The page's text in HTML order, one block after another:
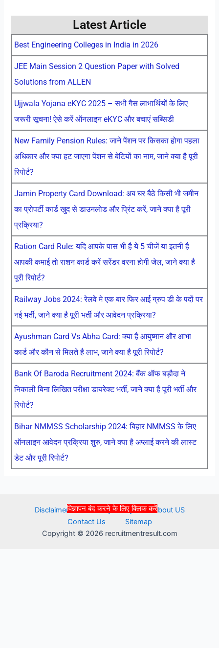
विज्ञापन बंद करने के लिए क्लिक करें
Latest Article
Best Engineering Colleges in India in 2026
JEE Main Session 2 Question Paper with Solved
Solutions from ALLEN
Ujjwala Yojana eKYC 2025 – सभी गैस लाभार्थियों के लिए
जरूरी सूचना! ऐसे करें ऑनलाइन eKYC और बचाएं सब्सिडी
New Family Pension Rules: जाने पेंशन पर किसका होगा पहला
अधिकार और क्या हट जाएगा पेंशन से बेटियों का नाम, जाने क्या है पूरी
रिपोर्ट?
Jamin Property Card Download: अब घर बैठे किसी भी जमीन
का प्रोपर्टी कार्ड खुद से डाउनलोड और प्रिंट करें, जाने क्या है पूरी
प्रक्रिया?
Ration Card Rule: यदि आपके पास भी है ये 5 चीजें या इतनी है
आपकी कमाई तो राशन कार्ड करें सरेंडर वरना होगी जेल, जाने क्या है
पूरी रिपोर्ट?
Railway Jobs 2024: रेलवे मे एक बार फिर आई ग्रुप डी के पदों पर
नई भर्ती, जाने क्या है पूरी भर्ती और आवेदन प्रक्रिया?
Ayushman Card Vs Abha Card: क्या है आयुष्मान और आभा
कार्ड और कौन से मिलते है लाभ, जाने क्या है पूरी रिपोर्ट?
Bank Of Baroda Recruitment 2024: बैंक ऑफ बड़ौदा ने
निकाली बिना लिखित परीक्षा डायरेक्ट भर्ती, जाने क्या है पूरी भर्ती और
रिपोर्ट?
Bihar NMMSS Scholarship 2024: बिहार NMMSS के लिए
ऑनलाइन आवेदन प्रक्रिया शुरु, जाने क्या है अप्लाई करने की लास्ट
डेट और पूरी रिपोर्ट?
Disclaimer Privacy Policy
About US
Contact Us
Sitemap
Copyright © 2026 recruitmentresult.com